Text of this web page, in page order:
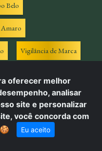
Belo
Vigilância de Marca
oferecer melhor
analisar
site e personalizar
você concorda com
🍪 Eu aceito